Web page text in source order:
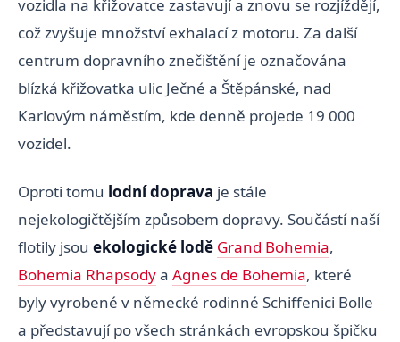
vozidla na křižovatce zastavují a znovu se rozjíždějí,
což zvyšuje množství exhalací z motoru. Za další
centrum dopravního znečištění je označována
blízká křižovatka ulic Ječné a Štěpánské, nad
Karlovým náměstím, kde denně projede 19 000
vozidel.
Oproti tomu lodní doprava je stále
nejekologičtějším způsobem dopravy. Součástí naší
flotily jsou ekologické lodě Grand Bohemia,
Bohemia Rhapsodya Agnes de Bohemia, které
byly vyrobené v německé rodinné Schiffenici Bolle
a představují po všech stránkách evropskou špičku